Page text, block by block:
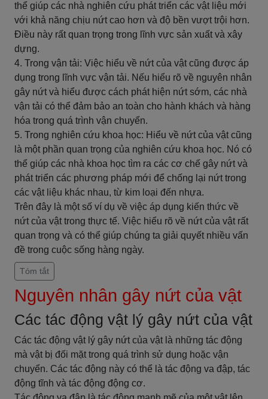
thể giúp các nhà nghiên cứu phát triển các vật liệu mới
với khả năng chịu nứt cao hơn và độ bền vượt trội hơn.
Điều này rất quan trọng trong lĩnh vực sản xuất và xây
dựng.
4. Trong vận tải: Việc hiểu về nứt của vật cũng được áp
dụng trong lĩnh vực vận tải. Nếu hiểu rõ về nguyên nhân
gây nứt và hiểu được cách phát hiện nứt sớm, các nhà
vận tải có thể đảm bảo an toàn cho hành khách và hàng
hóa trong quá trình vận chuyển.
5. Trong nghiên cứu khoa học: Hiểu về nứt của vật cũng
là một phần quan trọng của nghiên cứu khoa học. Nó có
thể giúp các nhà khoa học tìm ra các cơ chế gây nứt và
phát triển các phương pháp mới để chống lại nứt trong
các vật liệu khác nhau, từ kim loại đến nhựa.
Trên đây là một số ví dụ về việc áp dụng kiến thức về
nứt của vật trong thực tế. Việc hiểu rõ về nứt của vật rất
quan trọng và có thể giúp chúng ta giải quyết nhiều vấn
đề trong cuộc sống hàng ngày.
Tóm tắt
Nguyên nhân gây nứt của vật
Các tác động vật lý gây nứt của vật
Các tác động vật lý gây nứt của vật là những tác động
mà vật bị đối mặt trong quá trình sử dụng hoặc vận
chuyển. Các tác động này có thể là tác động va đập, tác
động tĩnh và tác động động cơ.